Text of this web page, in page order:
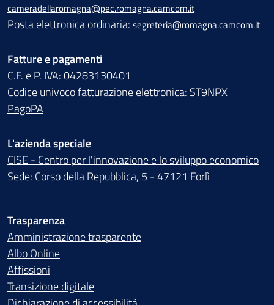
cameradellaromagna@pec.romagna.camcom.it
Posta elettronica ordinaria: segreteria@romagna.camcom.it
Fatture e pagamenti
C.F. e P. IVA: 04283130401
Codice univoco fatturazione elettronica: ST9NPX
PagoPA
L'azienda speciale
CISE - Centro per l'innovazione e lo sviluppo economico
Sede: Corso della Repubblica, 5 - 47121 Forlì
Trasparenza
Amministrazione trasparente
Albo Online
Affissioni
Transizione digitale